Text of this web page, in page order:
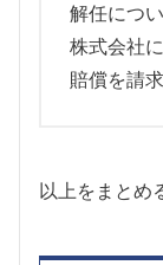
解任につ
株式会社
賠償を請
以上をまとめ